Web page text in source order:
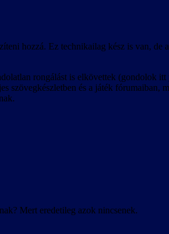
hozzá. Ez technikailag kész is van, de
rongálást is elkövettek (gondolok
szövegkészletben és a játék fórumaiban,
Mert eredetileg azok nincsenek.